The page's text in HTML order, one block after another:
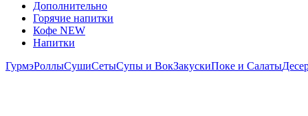
Дополнительно
Горячие напитки
Кофе NEW
Напитки
ГурмэРоллыСушиСетыСупы и ВокЗакускиПоке и Салаты